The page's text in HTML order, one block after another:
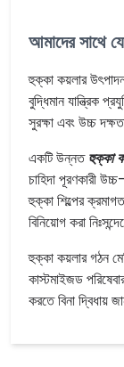
আমাদের সাথে
হুক্কা কয়লার উৎপাদন
বুদ্ধিমান যান্ত্রিক
সুরক্ষা এবং উচ্চ
একটি উন্নতহুক্কা
চাহিদা পূরণকারী
হুক্কা শিল্পের
বিনিয়োগ করা
হুক্কা কয়লার গঠন
কাস্টমাইজড
করতে বিনা দ্বিধায়